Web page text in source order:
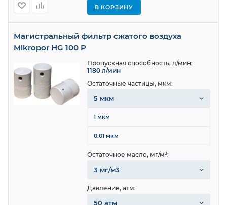
В КОРЗИНУ
Магистральный фильтр сжатого воздуха
Mikropor HG 100 P
Пропускная способность, л/мин:
1180 л/мин
Остаточные частицы, мкм:
5 мкм
1 мкм
0.01 мкм
Остаточное масло, мг/м³:
3 мг/м3
Давление, атм:
50 атм